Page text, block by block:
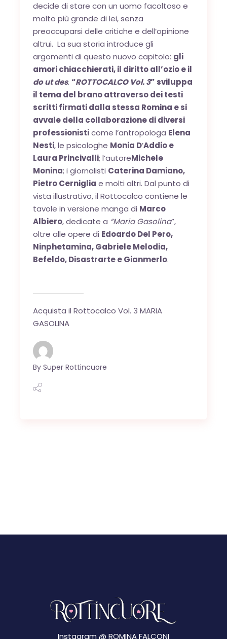
decide di stare con un uomo facoltoso e
molto più grande di lei, senza
preoccuparsi delle critiche e dell’opinione
altrui. La sua storia introduce gli
argomenti di questo nuovo capitolo: gli
amori chiacchierati, il diritto all’ozio e il
do ut des.“ROTTOCALCO Vol. 3” sviluppa
il tema del brano attraverso dei testi
scritti firmati dalla stessa Romina e si
avvale della collaborazione di diversi
professionisticome l’antropologa Elena
Nesti, le psicologhe Monia D’Addio e
Laura Princivalli; l’autoreMichele
Monina; i giornalisti Caterina Damiano,
Pietro Cerniglia e molti altri. Dal punto di
vista illustrativo, il Rottocalco contiene le
tavole in versione manga di Marco
Albiero, dedicate a “Maria Gasolina”,
oltre alle opere di Edoardo Del Pero,
Ninphetamina, Gabriele Melodia,
Befeldo, Disastrarte e Gianmerlo.
Acquista il Rottocalco Vol. 3 MARIA
GASOLINA
By Super Rottincuore
Instagram @ ROMINA FALCONI